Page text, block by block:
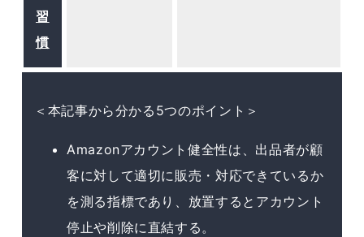
習
慣
＜本記事から分かる5つのポイント＞
Amazonアカウント健全性は、出品者が顧
客に対して適切に販売・対応できているか
を測る指標であり、放置するとアカウント
停止や削除に直結する。